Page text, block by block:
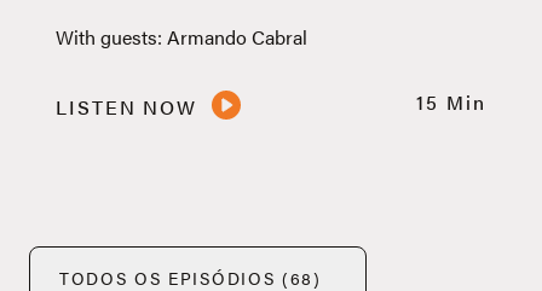
With guests: Armando Cabral
LISTEN NOW 15 Min
TODOS OS EPISÓDIOS (68)